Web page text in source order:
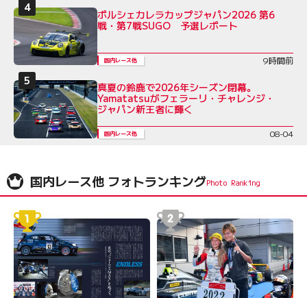
ポルシェカレラカップジャパン2026 第6
戦・第7戦SUGO 予選レポート
国内レース他 9時間前
真夏の鈴鹿で2026年シーズン閉幕。
Yamatatsuがフェラーリ・チャレンジ・
ジャパン新王者に輝く
国内レース他 08-04
国内レース他 フォトランキング